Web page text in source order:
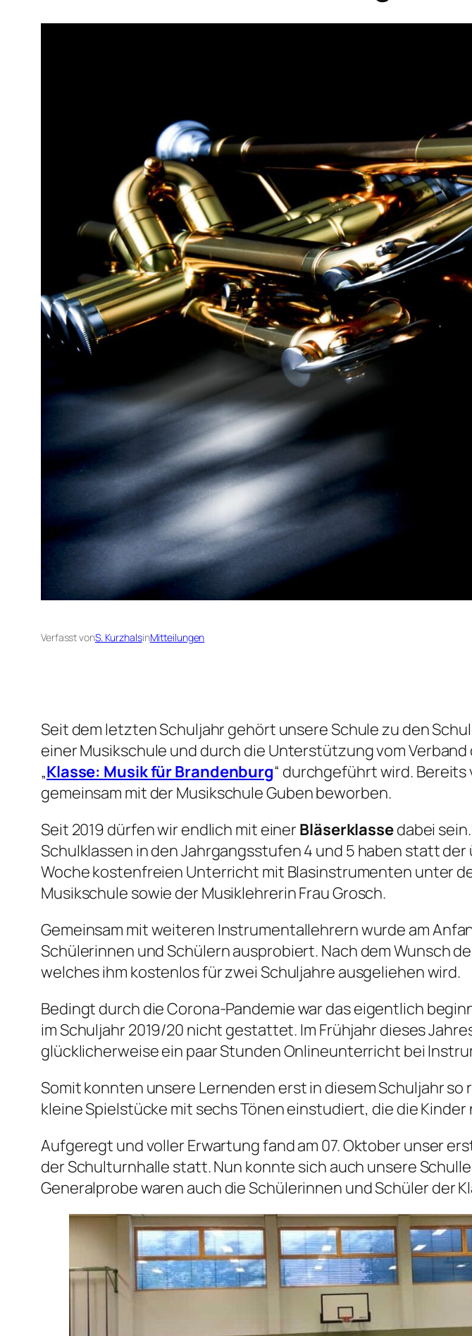
Verfasst vonS. KurzhalsinMitteilungen
Seit dem letzten Schuljahr gehört unsere Schule zu den
einer Musikschule und durch die Unterstützung vom
„Klasse: Musik für Brandenburg“ durchgeführt wird.
gemeinsam mit der Musikschule Guben beworben.
Seit 2019 dürfen wir endlich mit einer Bläserklassedabei
Schulklassen in den Jahrgangsstufen 4 und 5 haben statt
Woche kostenfreien Unterricht mit Blasinstrumenten unter
Musikschule sowie der Musiklehrerin Frau Grosch.
Gemeinsam mit weiteren Instrumentallehrern wurde am
Schülerinnen und Schülern ausprobiert. Nach dem Wunsch
welches ihm kostenlos für zwei Schuljahre ausgeliehen wird.
Bedingt durch die Corona-Pandemie war das eigentlich
im Schuljahr 2019/20 nicht gestattet. Im Frühjahr dieses
glücklicherweise ein paar Stunden Onlineunterricht bei
Somit konnten unsere Lernenden erst in diesem Schuljahr
kleine Spielstücke mit sechs Tönen einstudiert, die die
Aufgeregt und voller Erwartung fand am 07. Oktober unser
der Schulturnhalle statt. Nun konnte sich auch unsere
Generalprobe waren auch die Schülerinnen und Schüler der